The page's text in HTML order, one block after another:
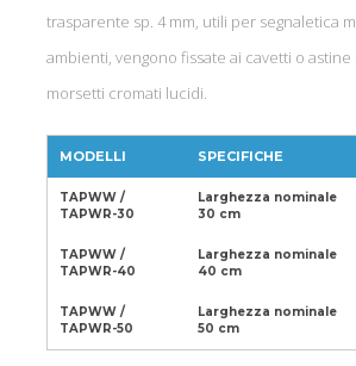
trasparente sp. 4 mm, utili per segnaletica
ambienti, vengono fissate ai cavetti o
morsetti cromati lucidi.
MODELLI SPECIFICHE
TAPWW /
TAPWR-30
Larghezza nominale
30 cm
TAPWW /
TAPWR-40
Larghezza nominale
40 cm
TAPWW /
TAPWR-50
Larghezza nominale
50 cm